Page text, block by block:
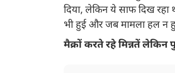
दिया, लेकिन ये साफ दिख
भी हुई और जब मामला हल न
मैक्रों करते रहे मिन्नतें